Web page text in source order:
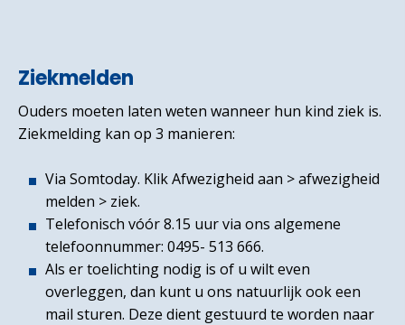
Ziekmelden
Ouders moeten laten weten wanneer hun kind ziek is.
Ziekmelding kan op 3 manieren:
Via Somtoday. Klik Afwezigheid aan > afwezigheid
melden > ziek.
Telefonisch vóór 8.15 uur via ons algemene
telefoonnummer: 0495- 513 666.
Als er toelichting nodig is of u wilt even
overleggen, dan kunt u ons natuurlijk ook een
mail sturen. Deze dient gestuurd te worden naar